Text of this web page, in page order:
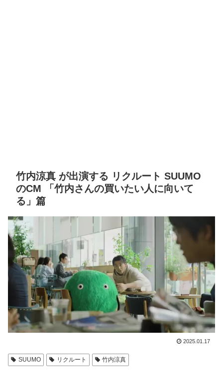
竹内涼真 が出演する リクルート SUUMO
のCM 「竹内さんの買いたい人に向いて
る」篇
2025.01.17
SUUMO リクルート 竹内涼真